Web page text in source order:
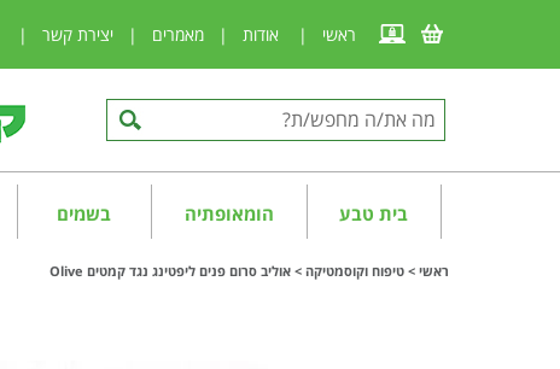
ראשי | אודות | מאמרים | יצירת קשר |
בית טבע הומאופתיה בשמים
ראשי > טיפוח וקוסמטיקה > אוליב סרום פנים ליפטינג נגד קמטים Olive